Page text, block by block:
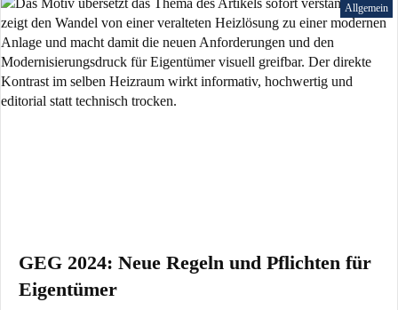
Allgemein
GEG 2024: Neue Regeln und Pflichten für
Eigentümer